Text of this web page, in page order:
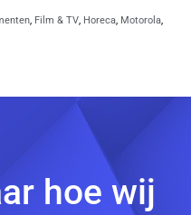
, Film & TV, Horeca, Motorola,
hoe wij